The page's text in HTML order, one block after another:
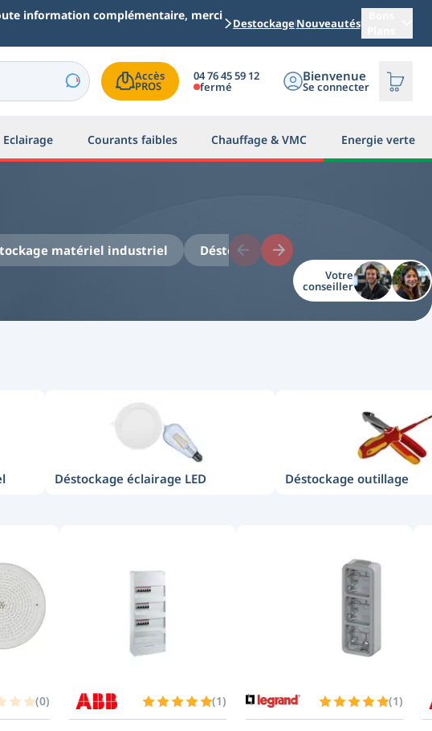
information complémentaire, merci
DestockageNouveautés
Accès
PROS
04 76 45 59 12
fermé
Bienvenue
Se connecter
Eclairage Courants faibles Chauffage & VMC Energie verte
matériel industriel Déstockage éclairage LED
Votre
conseiller
Déstockage éclairage LED Déstockage outillage
(0) (1) (1)